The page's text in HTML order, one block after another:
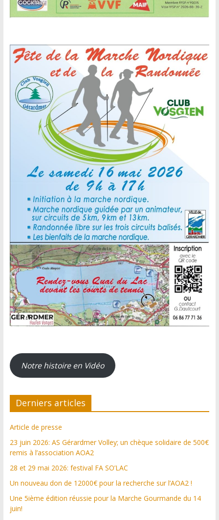
Notre histoire en Vidéo
Derniers articles
Article de presse
23 juin 2026: AS Gérardmer Volley; un chèque solidaire de 500€
remis à l’association AOA2
28 et 29 mai 2026: festival FA SO’LAC
Un nouveau don de 12000€ pour la recherche sur l’AOA2 !
Une 5ième édition réussie pour la Marche Gourmande du 14
juin!